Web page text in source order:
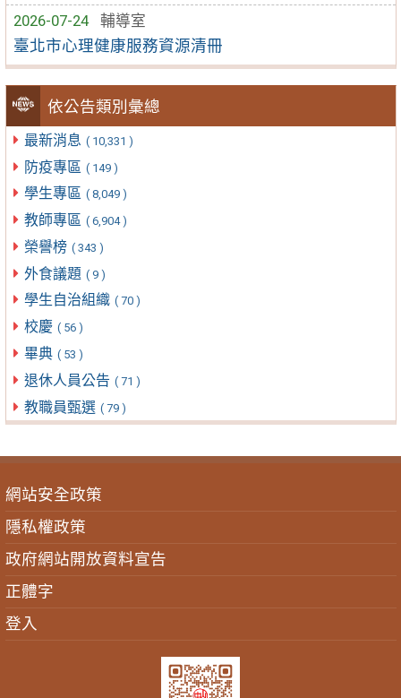
2026-07-24
輔導室
臺北市心理健康服務資源清冊
依公告類別彙總
最新消息 ( 10,331 )
防疫專區 ( 149 )
學生專區 ( 8,049 )
教師專區 ( 6,904 )
榮譽榜 ( 343 )
外食議題 ( 9 )
學生自治組織 ( 70 )
校慶 ( 56 )
畢典 ( 53 )
退休人員公告 ( 71 )
教職員甄選 ( 79 )
網站安全政策
隱私權政策
政府網站開放資料宣告
正體字
登入